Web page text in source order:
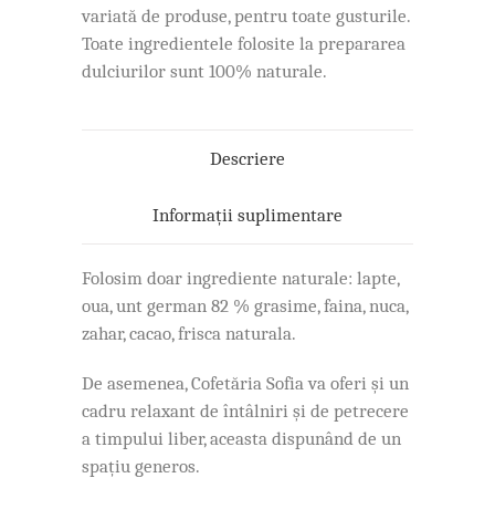
variată de produse, pentru toate gusturile.
Toate ingredientele folosite la prepararea
dulciurilor sunt 100% naturale.
Descriere
Informații suplimentare
Folosim doar ingrediente naturale: lapte,
oua, unt german 82 % grasime, faina, nuca,
zahar, cacao, frisca naturala.
De asemenea, Cofetăria Sofia va oferi și un
cadru relaxant de întâlniri și de petrecere
a timpului liber, aceasta dispunând de un
spațiu generos.